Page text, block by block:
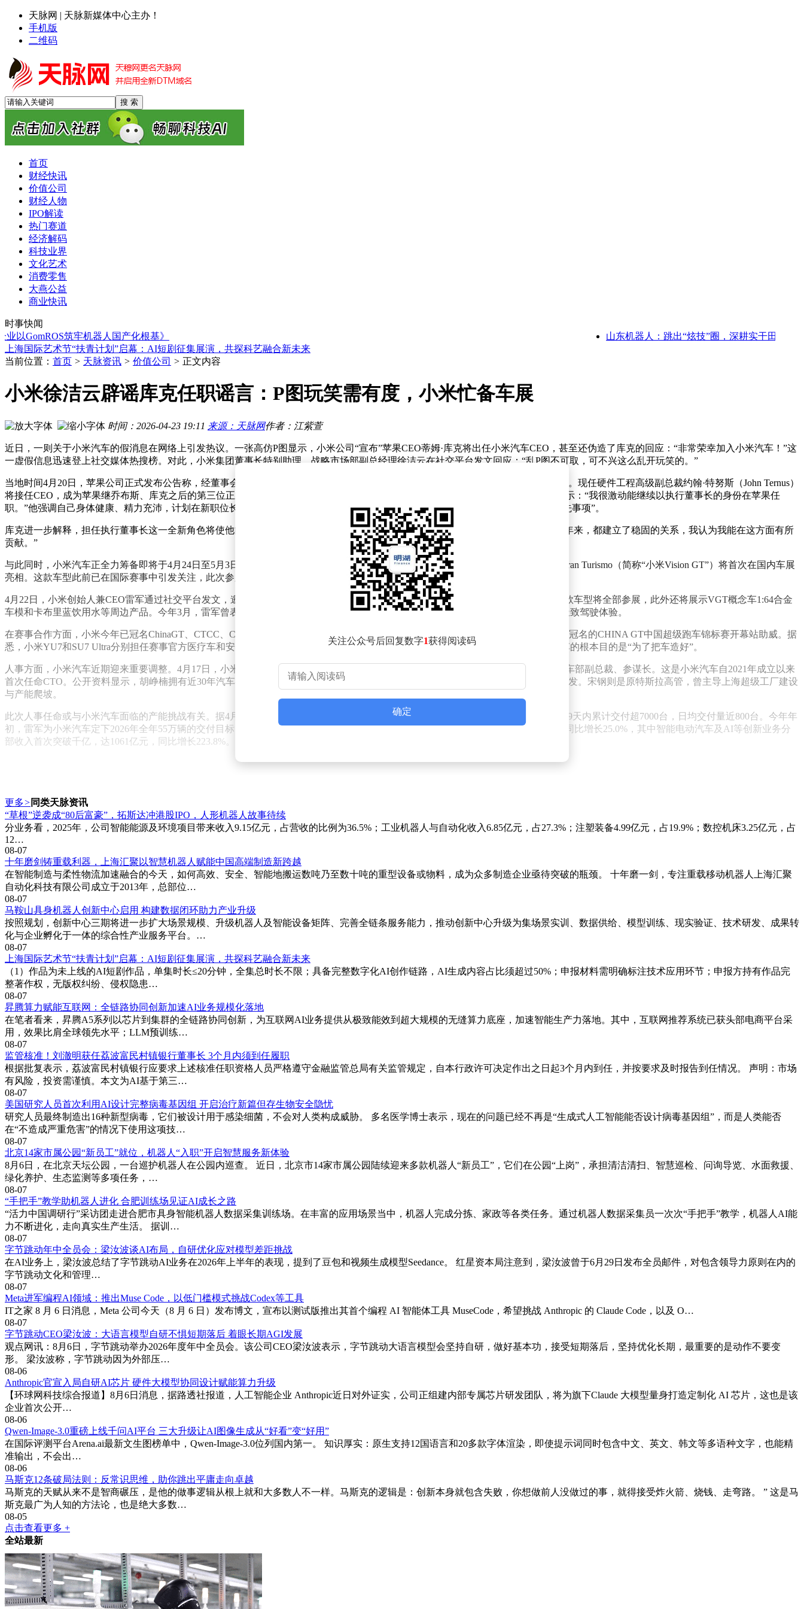
天脉网 | 天脉新媒体中心主办！
手机版
二维码
首页
财经快讯
价值公司
财经人物
IPO解读
热门赛道
经济解码
科技业界
文化艺术
消费零售
大燕公益
商业快讯
时事快闻
筑牢机器人国产化根基》
山东机器人：跳出“炫技”圈，深耕实干田，赋能千
字节跳动年中全员会：梁汝波谈AI布局，自研优化应对模型差距挑战
十年磨剑铸重载利器，上海汇聚以智慧机器人赋能中国高端制造新跨越
马鞍山具身机器人创新中心启用 构建数据闭环助力产业升级
上海国际艺术节“扶青计划”启幕：AI短剧征集展演，共探科艺融合新未来
昇腾算力赋能互联网：全链路协同创新加速AI业务规模化落地
美国研究人员首次利用AI设计完整病毒基因组 开启治疗新篇但存生物安全隐忧
北京14家市属公园“新员工”就位，机器人“入职”开启智慧服务新体验
字节跳动年中全员会：梁汝波谈AI布局，自研优化应对模型差距挑战
当前位置： 首页 > 天脉资讯 > 价值公司 > 正文内容
小米徐洁云辟谣库克任职谣言：P图玩笑需有度，小米忙备车展
时间：2026-04-23 19:11 来源：天脉网作者：江紫萱
近日，一则关于小米汽车的假消息在网络上引发热议。一张高仿P图显示，小米公司“宣布”苹果CEO蒂姆·库克将出任小米汽车CEO，甚至还伪造了库克的回应：“非常荣幸加入小米汽车！”这
一虚假信息迅速登上社交媒体热搜榜。对此，小米集团董事长特别助理、战略市场部副总经理徐洁云在社交平台发文回应：“乱P图不可取，可不兴这么乱开玩笑的。”
当地时间4月20日，苹果公司正式发布公告称，经董事会全票通过，蒂姆·库克将于2026年9月1日卸任CEO职务，转任董事会执行董事长。现任硬件工程高级副总裁约翰·特努斯（John Ternus）
将接任CEO，成为苹果继乔布斯、库克之后的第三位正式领导者，并同步加入董事会。在4月21日举行的苹果全体员工大会上，库克表示：“我很激动能继续以执行董事长的身份在苹果任
职。”他强调自己身体健康、精力充沛，计划在新职位长期任职，并将全力支持新任CEO约翰·特努斯，称“苹果将始终是我最重要的优先事项”。
库克进一步解释，担任执行董事长这一全新角色将使他能够专注于强化苹果的全球关系。他提到：“在这个领域，我们多年来乃至十多年来，都建立了稳固的关系，我认为我能在这方面有所
贡献。”
与此同时，小米汽车正全力筹备即将于4月24日至5月3日举行的2026北京国际车展。4月21日，小米汽车宣布，其概念车Xiaomi Vision Gran Turismo（简称“小米Vision GT”）将首次在国内车展
亮相。这款车型此前已在国际赛事中引发关注，此次参展被视为小米汽车展示技术实力的重要机会。
4月22日，小米创始人兼CEO雷军通过社交平台发文，邀请公众参观北京车展的小米展台。他透露，小米SU7、SU7 Ultra和小米YU7三款车型将全部参展，此外还将展示VGT概念车1:64合金
车模和卡布里蓝饮用水等周边产品。今年3月，雷军曾表示，小米Vision GT的探索旨在让全球汽车爱好者在GT世界中感受电动时代的极致驾驶体验。
在赛事合作方面，小米今年已冠名ChinaGT、CTCC、CEC中国三大顶级汽车场地赛。4月19日，雷军现身上海国际赛车场，为小米独家冠名的CHINA GT中国超级跑车锦标赛开幕站助威。据
悉，小米YU7和SU7 Ultra分别担任赛事官方医疗车和安全车。雷军在赛事间隙接受采访时笑称，自己虽想参赛但水平有差距，学习赛车的根本目的是“为了把车造好”。
人事方面，小米汽车近期迎来重要调整。4月17日，小米集团发布内部邮件宣布，胡峥楠出任汽车部CTO（首席技术官），宋钢出任汽车部副总裁、参谋长。这是小米汽车自2021年成立以来
首次任命CTO。公开资料显示，胡峥楠拥有近30年汽车行业经验，2021年加入雷军旗下顺为资本后，以顾问身份深度参与SU7等车型研发。宋钢则是原特斯拉高管，曾主导上海超级工厂建设
与产能爬坡。
此次人事任命或与小米汽车面临的产能挑战有关。据4月1日小米汽车官方披露，2026年3月全系交付量超过20000台，其中新一代SU7在9天内累计交付超7000台，日均交付量近800台。今年年
初，雷军为小米汽车定下2026年全年55万辆的交付目标。根据小米集团3月24日发布的2025年全年业绩公告，公司总收入达4573亿元，同比增长25.0%，其中智能电动汽车及AI等创新业务分
部收入首次突破千亿，达1061亿元，同比增长223.8%。
关注公众号后回复数字1获得阅读码
确定
更多> 同类天脉资讯
“草根”逆袭成“80后富豪”，拓斯达冲港股IPO，人形机器人故事待续
分业务看，2025年，公司智能能源及环境项目带来收入9.15亿元，占营收的比例为36.5%；工业机器人与自动化收入6.85亿元，占27.3%；注塑装备4.99亿元，占19.9%；数控机床3.25亿元，占
12…
08-07
十年磨剑铸重载利器，上海汇聚以智慧机器人赋能中国高端制造新跨越
在智能制造与柔性物流加速融合的今天，如何高效、安全、智能地搬运数吨乃至数十吨的重型设备或物料，成为众多制造企业亟待突破的瓶颈。 十年磨一剑，专注重载移动机器人上海汇聚
自动化科技有限公司成立于2013年，总部位…
08-07
马鞍山具身机器人创新中心启用 构建数据闭环助力产业升级
按照规划，创新中心三期将进一步扩大场景规模、升级机器人及智能设备矩阵、完善全链条服务能力，推动创新中心升级为集场景实训、数据供给、模型训练、现实验证、技术研发、成果转
化与企业孵化于一体的综合性产业服务平台。…
08-07
上海国际艺术节“扶青计划”启幕：AI短剧征集展演，共探科艺融合新未来
（1）作品为未上线的AI短剧作品，单集时长≤20分钟，全集总时长不限；具备完整数字化AI创作链路，AI生成内容占比须超过50%；申报材料需明确标注技术应用环节；申报方持有作品完
整著作权，无版权纠纷、侵权隐患…
08-07
昇腾算力赋能互联网：全链路协同创新加速AI业务规模化落地
在笔者看来，昇腾A5系列以芯片到集群的全链路协同创新，为互联网AI业务提供从极致能效到超大规模的无缝算力底座，加速智能生产力落地。其中，互联网推荐系统已获头部电商平台采
用，效果比肩全球领先水平；LLM预训练…
08-07
监管核准！刘澈明获任荔波富民村镇银行董事长 3个月内须到任履职
根据批复表示，荔波富民村镇银行应要求上述核准任职资格人员严格遵守金融监管总局有关监管规定，自本行政许可决定作出之日起3个月内到任，并按要求及时报告到任情况。 声明：市场
有风险，投资需谨慎。本文为AI基于第三…
08-07
美国研究人员首次利用AI设计完整病毒基因组 开启治疗新篇但存生物安全隐忧
研究人员最终制造出16种新型病毒，它们被设计用于感染细菌，不会对人类构成威胁。 多名医学博士表示，现在的问题已经不再是“生成式人工智能能否设计病毒基因组”，而是人类能否
在“不造成严重危害”的情况下使用这项技…
08-07
北京14家市属公园“新员工”就位，机器人“入职”开启智慧服务新体验
8月6日，在北京天坛公园，一台巡护机器人在公园内巡查。 近日，北京市14家市属公园陆续迎来多款机器人“新员工”，它们在公园“上岗”，承担清洁清扫、智慧巡检、问询导览、水面救援、
绿化养护、生态监测等多项任务，…
08-07
“手把手”教学助机器人进化 合肥训练场见证AI成长之路
“活力中国调研行”采访团走进合肥市具身智能机器人数据采集训练场。在丰富的应用场景当中，机器人完成分拣、家政等各类任务。通过机器人数据采集员一次次“手把手”教学，机器人AI能
力不断进化，走向真实生产生活。 据训…
08-07
字节跳动年中全员会：梁汝波谈AI布局，自研优化应对模型差距挑战
在AI业务上，梁汝波总结了字节跳动AI业务在2026年上半年的表现，提到了豆包和视频生成模型Seedance。 红星资本局注意到，梁汝波曾于6月29日发布全员邮件，对包含领导力原则在内的
字节跳动文化和管理…
08-07
Meta进军编程AI领域：推出Muse Code，以低门槛模式挑战Codex等工具
IT之家 8 月 6 日消息，Meta 公司今天（8 月 6 日）发布博文，宣布以测试版推出其首个编程 AI 智能体工具 MuseCode，希望挑战 Anthropic 的 Claude Code，以及 O…
08-07
字节跳动CEO梁汝波：大语言模型自研不惧短期落后 着眼长期AGI发展
观点网讯：8月6日，字节跳动举办2026年度年中全员会。该公司CEO梁汝波表示，字节跳动大语言模型会坚持自研，做好基本功，接受短期落后，坚持优化长期，最重要的是动作不要变
形。 梁汝波称，字节跳动因为外部压…
08-06
Anthropic官宣入局自研AI芯片 硬件大模型协同设计赋能算力升级
【环球网科技综合报道】8月6日消息，据路透社报道，人工智能企业 Anthropic近日对外证实，公司正组建内部专属芯片研发团队，将为旗下Claude 大模型量身打造定制化 AI 芯片，这也是该
企业首次公开…
08-06
Qwen-Image-3.0重磅上线千问AI平台 三大升级让AI图像生成从“好看”变“好用”
在国际评测平台Arena.ai最新文生图榜单中，Qwen-Image-3.0位列国内第一。 知识厚实：原生支持12国语言和20多款字体渲染，即使提示词同时包含中文、英文、韩文等多语种文字，也能精
准输出，不会出…
08-06
马斯克12条破局法则：反常识思维，助你跳出平庸走向卓越
马斯克的天赋从来不是智商碾压，是他的做事逻辑从根上就和大多数人不一样。马斯克的逻辑是：创新本身就包含失败，你想做前人没做过的事，就得接受炸火箭、烧钱、走弯路。 ” 这是马
斯克最广为人知的方法论，也是绝大多数…
08-05
点击查看更多 +
全站最新